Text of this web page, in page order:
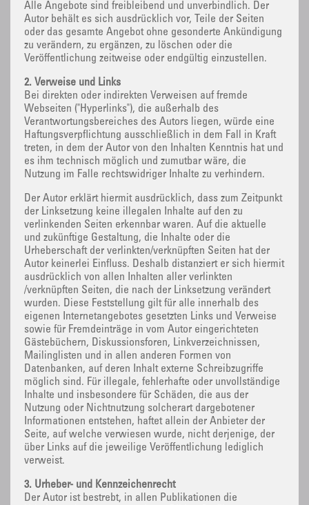
Alle Angebote sind freibleibend und unverbindlich. Der
Autor behält es sich ausdrücklich vor, Teile der Seiten
oder das gesamte Angebot ohne gesonderte Ankündigung
zu verändern, zu ergänzen, zu löschen oder die
Veröffentlichung zeitweise oder endgültig einzustellen.
2. Verweise und Links
Bei direkten oder indirekten Verweisen auf fremde
Webseiten ("Hyperlinks"), die außerhalb des
Verantwortungsbereiches des Autors liegen, würde eine
Haftungsverpflichtung ausschließlich in dem Fall in Kraft
treten, in dem der Autor von den Inhalten Kenntnis hat und
es ihm technisch möglich und zumutbar wäre, die
Nutzung im Falle rechtswidriger Inhalte zu verhindern.
Der Autor erklärt hiermit ausdrücklich, dass zum Zeitpunkt
der Linksetzung keine illegalen Inhalte auf den zu
verlinkenden Seiten erkennbar waren. Auf die aktuelle
und zukünftige Gestaltung, die Inhalte oder die
Urheberschaft der verlinkten/verknüpften Seiten hat der
Autor keinerlei Einfluss. Deshalb distanziert er sich hiermit
ausdrücklich von allen Inhalten aller verlinkten
/verknüpften Seiten, die nach der Linksetzung verändert
wurden. Diese Feststellung gilt für alle innerhalb des
eigenen Internetangebotes gesetzten Links und Verweise
sowie für Fremdeinträge in vom Autor eingerichteten
Gästebüchern, Diskussionsforen, Linkverzeichnissen,
Mailinglisten und in allen anderen Formen von
Datenbanken, auf deren Inhalt externe Schreibzugriffe
möglich sind. Für illegale, fehlerhafte oder unvollständige
Inhalte und insbesondere für Schäden, die aus der
Nutzung oder Nichtnutzung solcherart dargebotener
Informationen entstehen, haftet allein der Anbieter der
Seite, auf welche verwiesen wurde, nicht derjenige, der
über Links auf die jeweilige Veröffentlichung lediglich
verweist.
3. Urheber- und Kennzeichenrecht
Der Autor ist bestrebt, in allen Publikationen die